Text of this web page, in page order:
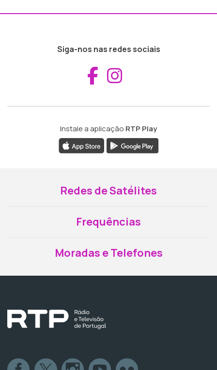
Siga-nos nas redes sociais
Aceder ao
Instale a aplicação RTP Play
Redes de Satélites
Frequências
Moradas e Telefones